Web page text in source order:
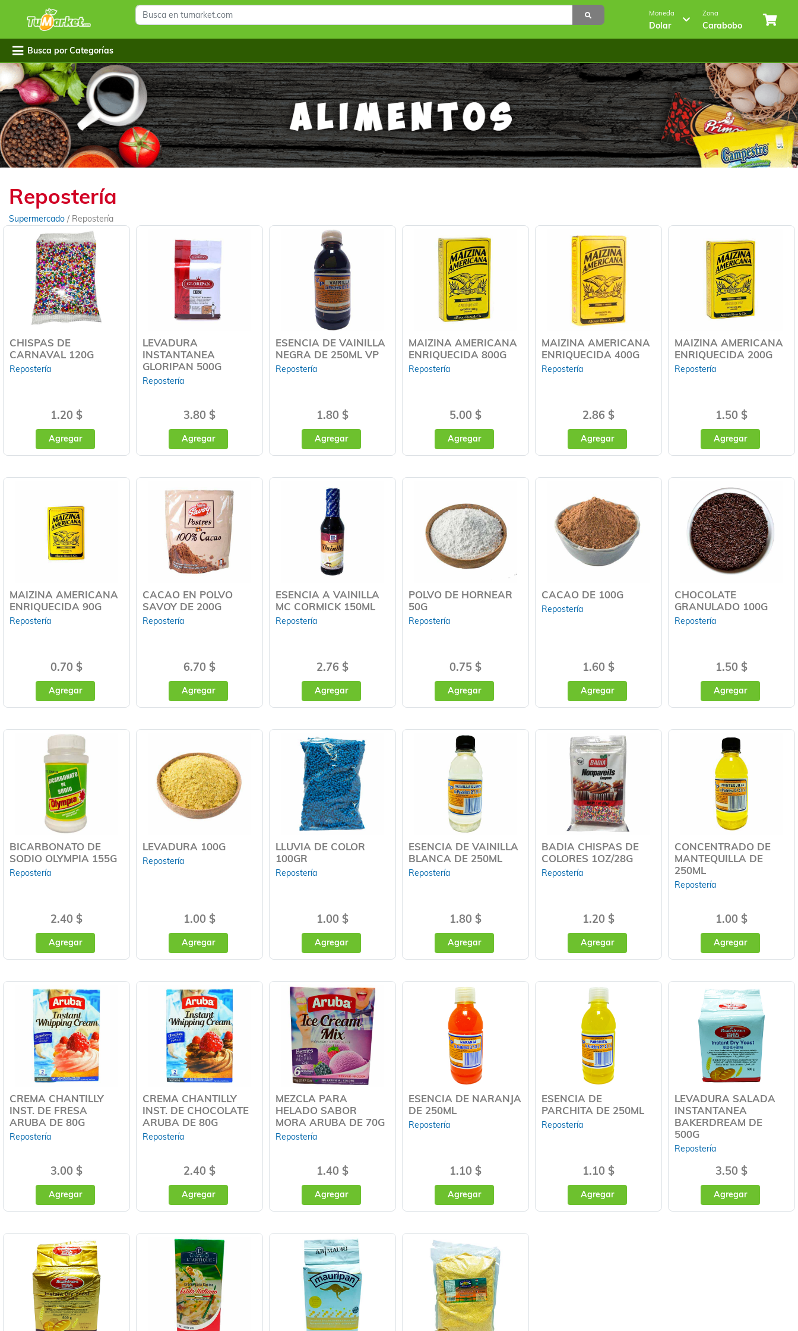
Moneda
Dolar
Zona
Carabobo
Busca por Categorías
Repostería
Supermercado / Repostería
CHISPAS DE
CARNAVAL 120G
Repostería
1.20 $
Agregar
LEVADURA
INSTANTANEA
GLORIPAN 500G
Repostería
3.80 $
Agregar
ESENCIA DE VAINILLA
NEGRA DE 250ML VP
Repostería
1.80 $
Agregar
MAIZINA AMERICANA
ENRIQUECIDA 800G
Repostería
5.00 $
Agregar
MAIZINA AMERICANA
ENRIQUECIDA 400G
Repostería
2.86 $
Agregar
MAIZINA AMERICANA
ENRIQUECIDA 200G
Repostería
1.50 $
Agregar
MAIZINA AMERICANA
ENRIQUECIDA 90G
Repostería
0.70 $
Agregar
CACAO EN POLVO
SAVOY DE 200G
Repostería
6.70 $
Agregar
ESENCIA A VAINILLA
MC CORMICK 150ML
Repostería
2.76 $
Agregar
POLVO DE HORNEAR
50G
Repostería
0.75 $
Agregar
CACAO DE 100G
Repostería
1.60 $
Agregar
CHOCOLATE
GRANULADO 100G
Repostería
1.50 $
Agregar
BICARBONATO DE
SODIO OLYMPIA 155G
Repostería
2.40 $
Agregar
LEVADURA 100G
Repostería
1.00 $
Agregar
LLUVIA DE COLOR
100GR
Repostería
1.00 $
Agregar
ESENCIA DE VAINILLA
BLANCA DE 250ML
Repostería
1.80 $
Agregar
BADIA CHISPAS DE
COLORES 1OZ/28G
Repostería
1.20 $
Agregar
CONCENTRADO DE
MANTEQUILLA DE
250ML
Repostería
1.00 $
Agregar
CREMA CHANTILLY
INST. DE FRESA
ARUBA DE 80G
Repostería
3.00 $
Agregar
CREMA CHANTILLY
INST. DE CHOCOLATE
ARUBA DE 80G
Repostería
2.40 $
Agregar
MEZCLA PARA
HELADO SABOR
MORA ARUBA DE 70G
Repostería
1.40 $
Agregar
ESENCIA DE NARANJA
DE 250ML
Repostería
1.10 $
Agregar
ESENCIA DE
PARCHITA DE 250ML
Repostería
1.10 $
Agregar
LEVADURA SALADA
INSTANTANEA
BAKERDREAM DE
500G
Repostería
3.50 $
Agregar